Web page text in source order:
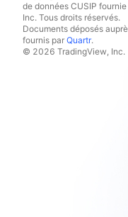
de données CUSIP
Inc. Tous droits réservés.
Documents déposés
fournis par Quartr.
© 2026 TradingView, Inc.